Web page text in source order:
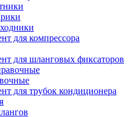
для компрессора
для шланговых фиксаторов
для трубок кондиционера